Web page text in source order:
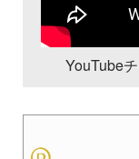
YouTube